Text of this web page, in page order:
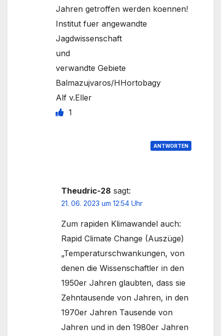
Jahren getroffen werden koennen!
Institut fuer angewandte
Jagdwissenschaft
und
verwandte Gebiete
Balmazujvaros/HHortobagy
Alf v.Eller
1
ANTWORTEN
Theudric-28 sagt:
21. 06. 2023 um 12:54 Uhr
Zum rapiden Klimawandel auch:
Rapid Climate Change (Auszüge)
„Temperaturschwankungen, von
denen die Wissenschaftler in den
1950er Jahren glaubten, dass sie
Zehntausende von Jahren, in den
1970er Jahren Tausende von
Jahren und in den 1980er Jahren